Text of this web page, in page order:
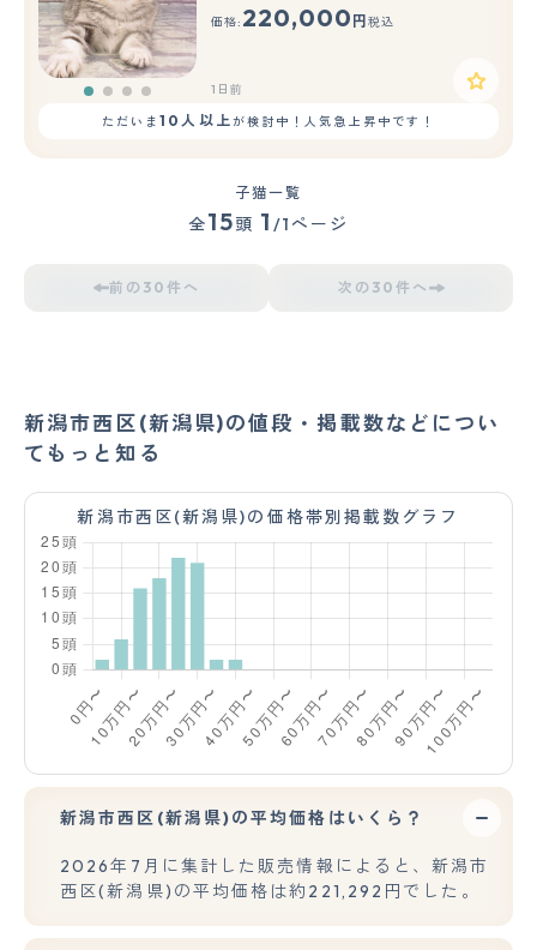
価格: 220,000 円 税込
1日前
ただいま10人以上が検討中！人気急上昇中です！
子猫一覧
全15頭 1 /1ページ
前の30件へ 次の30件へ
新潟市西区(新潟県)の値段・掲載数などについ
てもっと知る
新潟市西区(新潟県)の価格帯別掲載数グラフ
新潟市西区(新潟県)の平均価格はいくら？
2026年7月に集計した販売情報によると、新潟市
西区(新潟県)の平均価格は約221,292円でした。